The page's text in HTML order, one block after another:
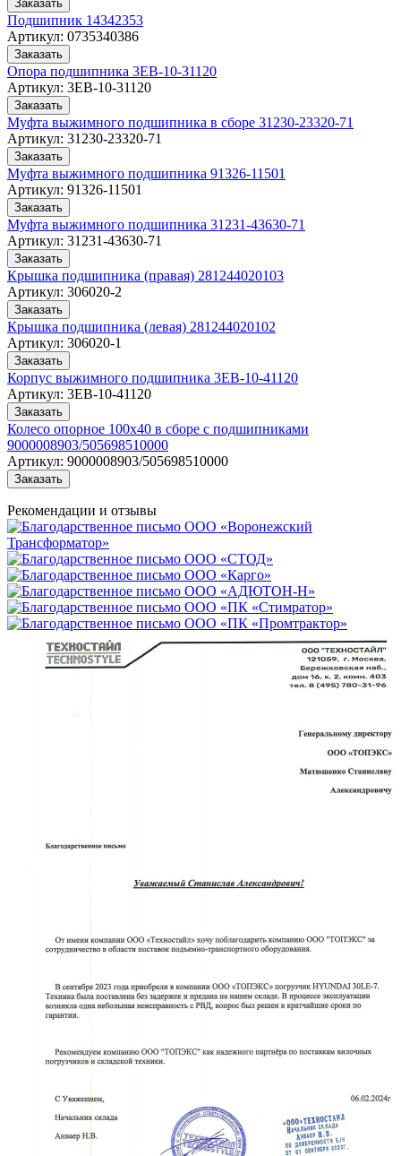
Заказать
Подшипник 14342353
Артикул: 0735340386
Заказать
Опора подшипника 3EB-10-31120
Артикул: 3EB-10-31120
Заказать
Муфта выжимного подшипника в сборе 31230-23320-71
Артикул: 31230-23320-71
Заказать
Муфта выжимного подшипника 91326-11501
Артикул: 91326-11501
Заказать
Муфта выжимного подшипника 31231-43630-71
Артикул: 31231-43630-71
Заказать
Крышка подшипника (правая) 281244020103
Артикул: 306020-2
Заказать
Крышка подшипника (левая) 281244020102
Артикул: 306020-1
Заказать
Корпус выжимного подшипника 3EB-10-41120
Артикул: 3EB-10-41120
Заказать
Колесо опорное 100х40 в сборе с подшипниками
9000008903/505698510000
Артикул: 9000008903/505698510000
Заказать
Рекомендации и отзывы